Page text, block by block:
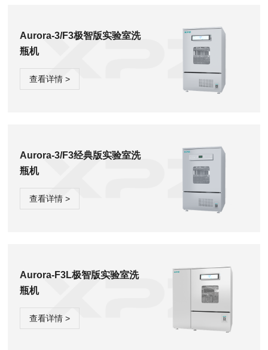
Aurora-3/F3极智版实验室洗
瓶机
查看详情 >
Aurora-3/F3经典版实验室洗
瓶机
查看详情 >
Aurora-F3L极智版实验室洗
瓶机
查看详情 >